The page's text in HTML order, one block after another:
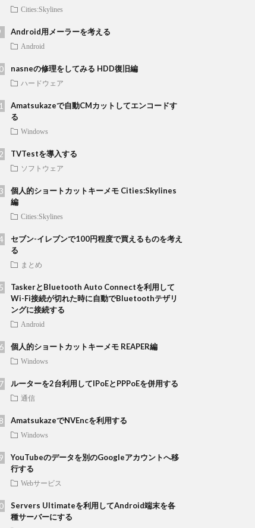
Cities:Skylines
Android用メーラーを考える
Android
nasneの修理をしてみる HDD復旧編
ハードウェア
Amatsukazeで自動CMカットしてエンコードす
る
Windows
TVTestを導入する
ソフトウェア
個人的ショートカットキーメモ Cities:Skylines
編
Cities:Skylines
セブン-イレブンで100円程度で買えるものを考え
る
まとめ
TaskerとBluetooth Auto Connectを利用して
Wi-Fi接続が切れた時に自動でBluetoothテザリ
ングに接続する
Android
個人的ショートカットキーメモ REAPER編
Windows
ルーターを2台利用してIPoEとPPPoEを併用する
通信
AmatsukazeでNVEncを利用する
Windows
YouTubeのデータを別のGoogleアカウントへ移
行する
Webサービス
Servers Ultimateを利用してAndroid端末を各
種サーバーにする